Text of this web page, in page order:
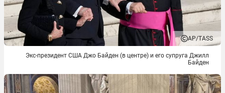
AP/TASS
Экс-президент США Джо Байден (в центре) и его супруга Джилл
Байден